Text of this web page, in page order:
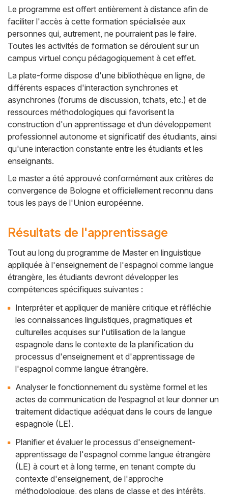
Le programme est offert entièrement à distance afin de
faciliter l'accès à cette formation spécialisée aux
personnes qui, autrement, ne pourraient pas le faire.
Toutes les activités de formation se déroulent sur un
campus virtuel conçu pédagogiquement à cet effet.
La plate-forme dispose d'une bibliothèque en ligne, de
différents espaces d'interaction synchrones et
asynchrones (forums de discussion, tchats, etc.) et de
ressources méthodologiques qui favorisent la
construction d'un apprentissage et d’un développement
professionnel autonome et significatif des étudiants, ainsi
qu'une interaction constante entre les étudiants et les
enseignants.
Le master a été approuvé conformément aux critères de
convergence de Bologne et officiellement reconnu dans
tous les pays de l'Union européenne.
Résultats de l'apprentissage
Tout au long du programme de Master en linguistique
appliquée à l'enseignement de l'espagnol comme langue
étrangère, les étudiants devront développer les
compétences spécifiques suivantes :
Interpréter et appliquer de manière critique et réfléchie
les connaissances linguistiques, pragmatiques et
culturelles acquises sur l'utilisation de la langue
espagnole dans le contexte de la planification du
processus d'enseignement et d'apprentissage de
l'espagnol comme langue étrangère.
Analyser le fonctionnement du système formel et les
actes de communication de l’espagnol et leur donner un
traitement didactique adéquat dans le cours de langue
espagnole (LE).
Planifier et évaluer le processus d'enseignement-
apprentissage de l'espagnol comme langue étrangère
(LE) à court et à long terme, en tenant compte du
contexte d'enseignement, de l'approche
méthodologique, des plans de classe et des intérêts,